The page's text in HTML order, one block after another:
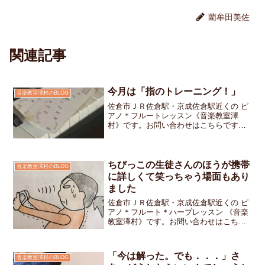
藺牟田美佐
関連記事
音楽教室澤村のBLOG 今月は「指のトレーニング！」
佐倉市ＪＲ佐倉駅・京成佐倉駅近くの ピ
アノ＊フルートレッスン《音楽教室澤
村》です。お問い合わせはこちらですま
戻ってきました「指が...
音楽教室澤村のBLOG
ちびっこの生徒さんのほうが携帯
に詳しくて笑っちゃう場面もあり
ました
佐倉市ＪＲ佐倉駅・京成佐倉駅近くの ピ
アノ＊フルート＊ハープレッスン 《音楽
教室澤村》です。お問い合わせはこちら
ようになったよ」という生徒さんからお
じぎ→ピアノを弾く...
音楽教室澤村のBLOG
「今は解った。でも．．．」さ